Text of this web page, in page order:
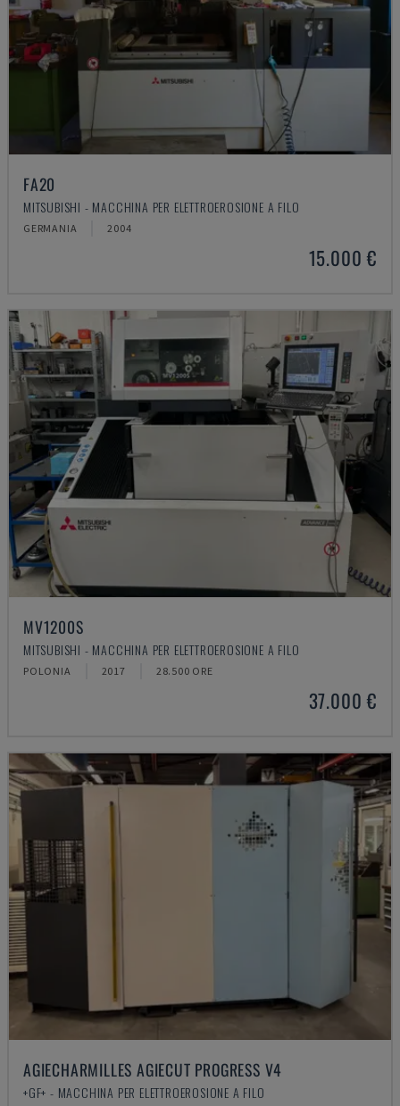
FA20
MITSUBISHI - MACCHINA PER ELETTROEROSIONE A FILO
GERMANIA 2004
15.000 €
MV1200S
MITSUBISHI - MACCHINA PER ELETTROEROSIONE A FILO
POLONIA 2017 28.500 ORE
37.000 €
AGIECHARMILLES AGIECUT PROGRESS V4
+GF+ - MACCHINA PER ELETTROEROSIONE A FILO